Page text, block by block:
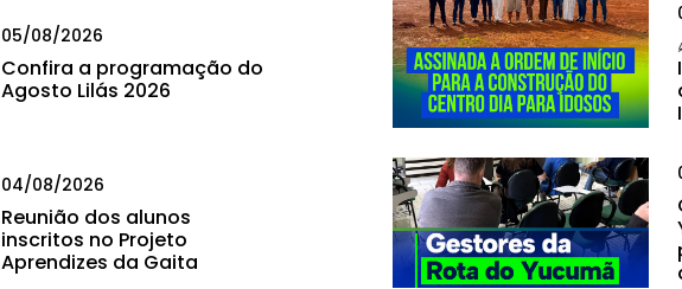
05/08/2026
Confira a programação do
Agosto Lilás 2026
04/08/2026
Reunião dos alunos
inscritos no Projeto
Aprendizes da Gaita